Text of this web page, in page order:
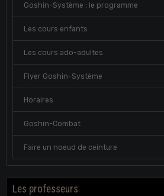
Goshin-Système : le programme
Les cours enfants
Les cours ado-adultes
Flyer Goshin-Système
Horaires
Goshin-Combat
Faire un noeud de ceinture
Les professeurs